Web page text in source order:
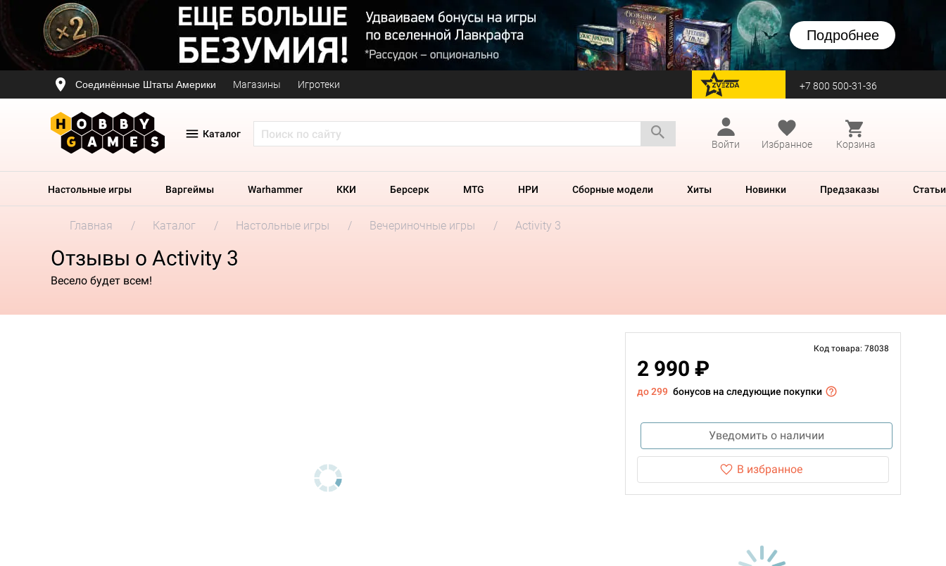
Подробнее
Соединённые Штаты Америки Магазины Игротеки перейти на Zvezda +7 800 500-31-36
Каталог
Войти
Избранное Корзина
Настольные игры Варгеймы Warhammer ККИ Берсерк MTG НРИ Сборные модели Хиты Новинки Предзаказы Статьи
Главная Каталог Настольные игры Вечериночные игры Activity 3
Отзывы о Activity 3
Весело будет всем!
Код товара: 78038
2 990 ₽
до 299 бонусов на следующие покупки
Уведомить о наличии
В избранное